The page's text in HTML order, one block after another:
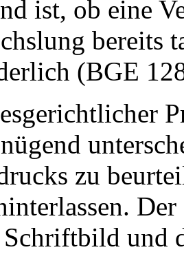
ist, ob eine
bereits
(BGE
zu
und